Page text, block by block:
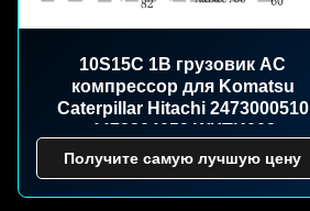
10S15C 1B грузовик AC
компрессор для Komatsu
Caterpillar Hitachi 2473000510
4472204052 WXTK002
Получите самую лучшую цену